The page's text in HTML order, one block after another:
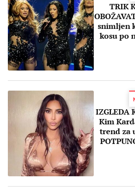
TRIK
snimljen
kosu po
IZGLEDA
Kim
trend za